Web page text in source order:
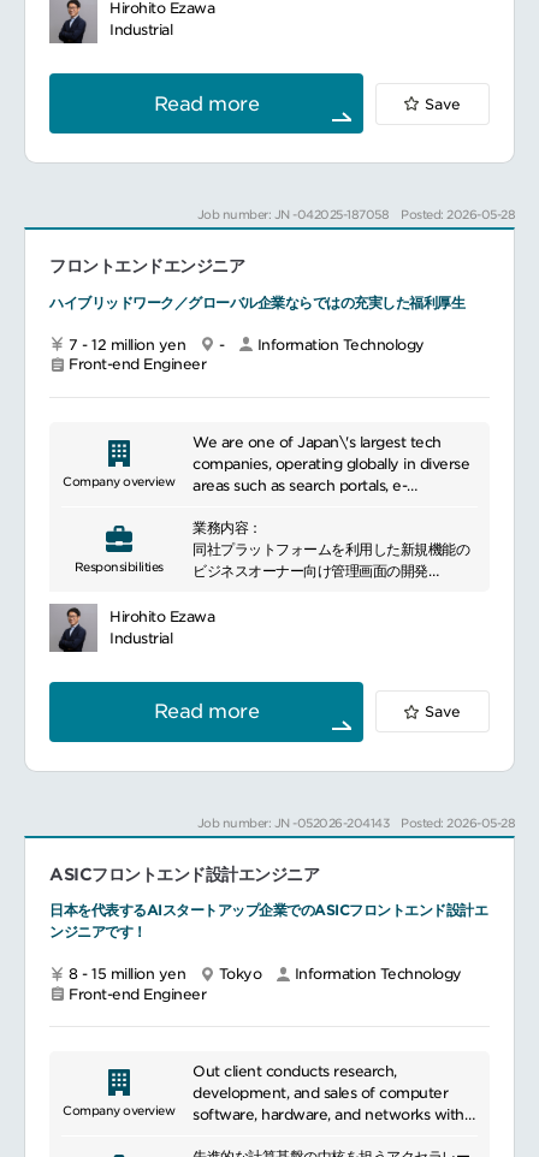
化を含む）
━━━━━━━━━━━━━━━#spotlightjob5
■使用するテクノロジー・ツール開発言語：
HTML, CSS, JavaScript (React, Node.js,
Fargate, ElastiCache), Akamai
CI/CDGitHub Actions, Jenkins
構成管理ツールTerraform
コード管理GitHub
モニタリングGrafana, Sentry, New Relic
その他JIRA
フレックスタイム制（コアタイムなし）
リモートワーク可
充実した福利厚生
━━━━━━━━━━━━━━━#spotlightjob5
コード品質の担保
Hirohito Ezawa
Industrial
Read more Save
Job number: JN -042025-187058 Posted: 2026-05-28
フロントエンドエンジニア
ハイブリッドワーク／グローバル企業ならではの充実した福利厚生
7 - 12 million yen -
Information Technology
Front-end Engineer
Company overview
We are one of Japan\'s largest tech
companies, operating globally in diverse
areas such as search portals, e-
We continuously provide services that
inspire users and contribute to a richer
and more convenient life through the
technologies, including AI, and pursue
happiness, we are committed to
sustainability efforts and enhancing
security and privacy protection, ensuring
our users can utilize our services with
Responsibilities
業務内容：
同社プラットフォームを利用した新規機能の
ビジネスオーナー向け管理画面の開発
一般ユーザー向けWebアプリケーションの開
支える基盤システムのフロントエンド開発
Hirohito Ezawa
Industrial
Read more Save
Job number: JN -052026-204143 Posted: 2026-05-28
ASICフロントエンド設計エンジニア
日本を代表するAIスタートアップ企業でのASICフロントエンド設計エ
ンジニアです！
8 - 15 million yen Tokyo
Information Technology
Front-end Engineer
Company overview
Out client conducts research,
development, and sales of computer
software, hardware, and networks with a